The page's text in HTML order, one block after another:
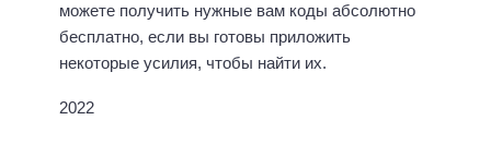
можете получить нужные вам коды абсолютно
бесплатно, если вы готовы приложить
некоторые усилия, чтобы найти их.
2022